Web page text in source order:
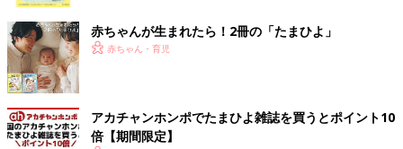
赤ちゃんが生まれたら！2冊の「たまひよ」
赤ちゃん・育児
アカチャンホンポでたまひよ雑誌を買うとポイント10
倍【期間限定】